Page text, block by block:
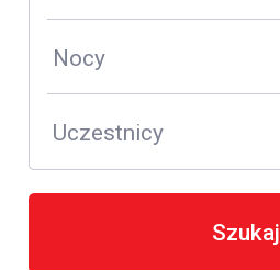
Nocy
Uczestnicy
Szukaj